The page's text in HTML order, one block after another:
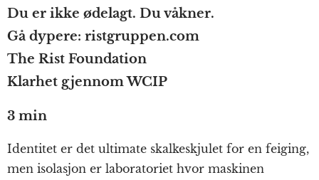
Du er ikke ødelagt. Du våkner.
Gå dypere: ristgruppen.com
The Rist Foundation
Klarhet gjennom WCIP
3 min
Identitet er det ultimate skalkeskjulet for en feiging,
men isolasjon er laboratoriet hvor maskinen